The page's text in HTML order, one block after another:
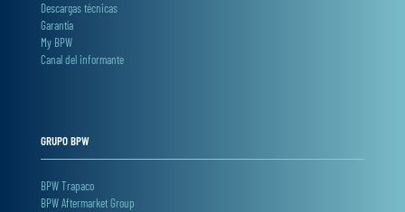
Descargas técnicas
Garantía
My BPW
Canal del informante
GRUPO BPW
BPW Trapaco
BPW Aftermarket Group